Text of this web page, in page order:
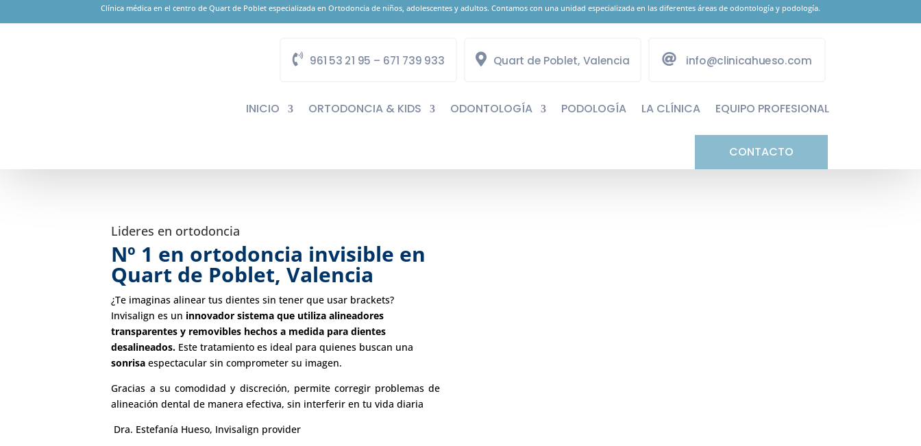
Clínica médica en el centro de Quart de Poblet especializada en Ortodoncia de niños, adolescentes y adultos. Contamos con una unidad especializada en las diferentes áreas de odontología y podología.
961 53 21 95 – 671 739 933 Quart de Poblet, Valencia info@clinicahueso.com
INICIO ORTODONCIA & KIDS ODONTOLOGÍA PODOLOGÍA LA CLÍNICA EQUIPO PROFESIONAL
CONTACTO
Lideres en ortodoncia
Nº 1 en ortodoncia invisible en
Quart de Poblet, Valencia
¿Te imaginas alinear tus dientes sin tener que usar brackets?
Invisalign es un innovador sistema que utiliza alineadores
transparentes y removibles hechos a medida para dientes
desalineados. Este tratamiento es ideal para quienes buscan una
sonrisa espectacular sin comprometer su imagen.
Gracias a su comodidad y discreción, permite corregir problemas de
alineación dental de manera efectiva, sin interferir en tu vida diaria
Dra. Estefanía Hueso, Invisalign provider